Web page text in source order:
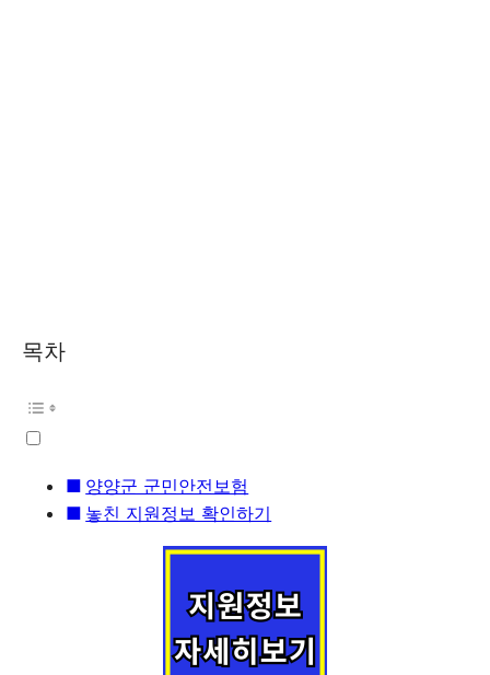
목차
양양군 군민안전보험
놓친 지원정보 확인하기